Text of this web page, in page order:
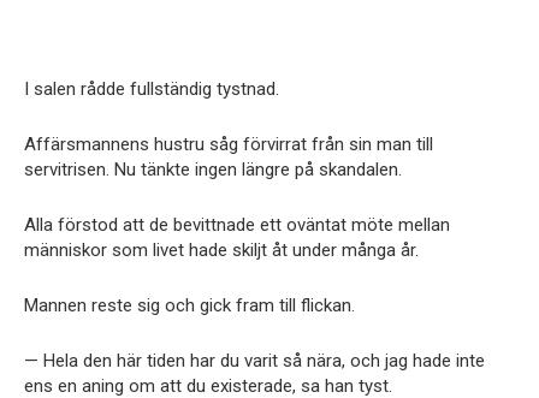
I salen rådde fullständig tystnad.
Affärsmannens hustru såg förvirrat från sin man till
servitrisen. Nu tänkte ingen längre på skandalen.
Alla förstod att de bevittnade ett oväntat möte mellan
människor som livet hade skiljt åt under många år.
Mannen reste sig och gick fram till flickan.
— Hela den här tiden har du varit så nära, och jag hade inte
ens en aning om att du existerade, sa han tyst.